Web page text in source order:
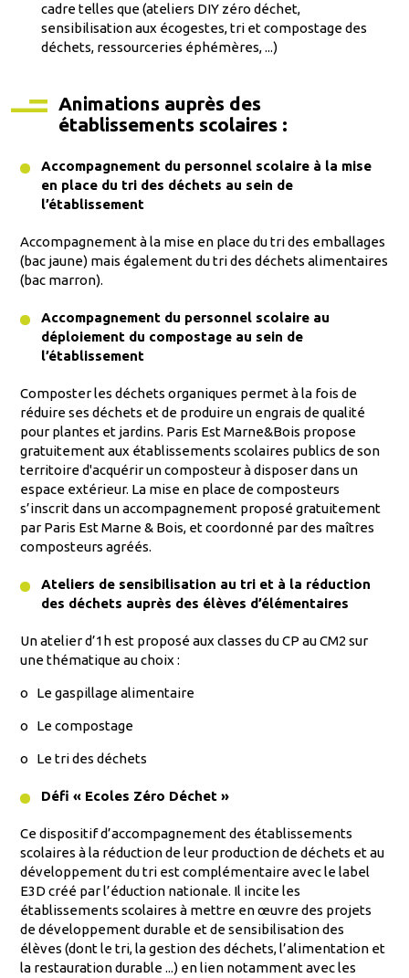
cadre telles que (ateliers DIY zéro déchet,
sensibilisation aux écogestes, tri et compostage des
déchets, ressourceries éphémères, ...)
Animations auprès des
établissements scolaires :
Accompagnement du personnel scolaire à la mise
en place du tri des déchets au sein de
l’établissement
Accompagnement à la mise en place du tri des emballages
(bac jaune) mais également du tri des déchets alimentaires
(bac marron).
Accompagnement du personnel scolaire au
déploiement du compostage au sein de
l’établissement
Composter les déchets organiques permet à la fois de
réduire ses déchets et de produire un engrais de qualité
pour plantes et jardins. Paris Est Marne&Bois propose
gratuitement aux établissements scolaires publics de son
territoire d'acquérir un composteur à disposer dans un
espace extérieur. La mise en place de composteurs
s’inscrit dans un accompagnement proposé gratuitement
par Paris Est Marne & Bois, et coordonné par des maîtres
composteurs agréés.
Ateliers de sensibilisation au tri et à la réduction
des déchets auprès des élèves d’élémentaires
Un atelier d’1h est proposé aux classes du CP au CM2 sur
une thématique au choix :
o Le gaspillage alimentaire
o Le compostage
o Le tri des déchets
Défi « Ecoles Zéro Déchet »
Ce dispositif d’accompagnement des établissements
scolaires à la réduction de leur production de déchets et au
développement du tri est complémentaire avec le label
E3D créé par l’éduction nationale. Il incite les
établissements scolaires à mettre en œuvre des projets
de développement durable et de sensibilisation des
élèves (dont le tri, la gestion des déchets, l’alimentation et
la restauration durable ...) en lien notamment avec les